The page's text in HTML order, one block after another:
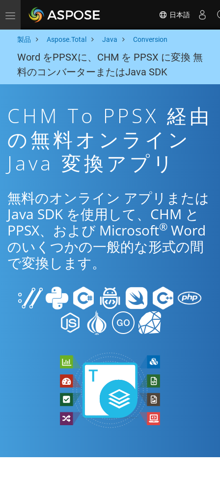
Toggle navigation 日本語
製品 Aspose.Total Java Conversion
Word をPPSXに、CHM を PPSX に変換 無
料のコンバーターまたはJava SDK
CHM To PPSX 経由
の無料オンライン
Java 変換アプリ
無料のオンライン アプリまたは
Java SDK を使用して、CHM と
PPSX、および Microsoft® Word
のいくつかの一般的な形式の間
で変換します。